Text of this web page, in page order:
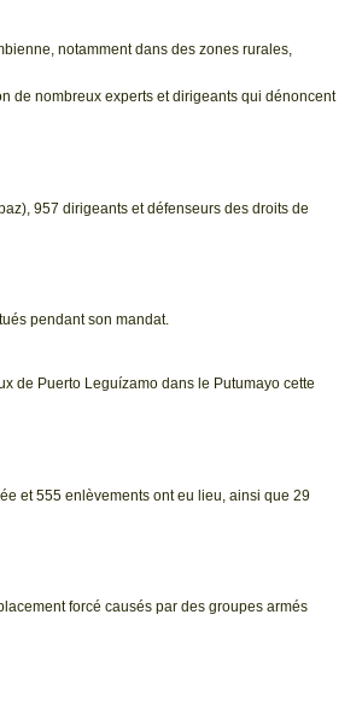
notamment dans des zones rurales,
de nombreux experts et dirigeants qui dénoncent
957 dirigeants et défenseurs des droits de
pendant son mandat.
de Puerto Leguízamo dans le Putumayo cette
et 555 enlèvements ont eu lieu, ainsi que 29
forcé causés par des groupes armés